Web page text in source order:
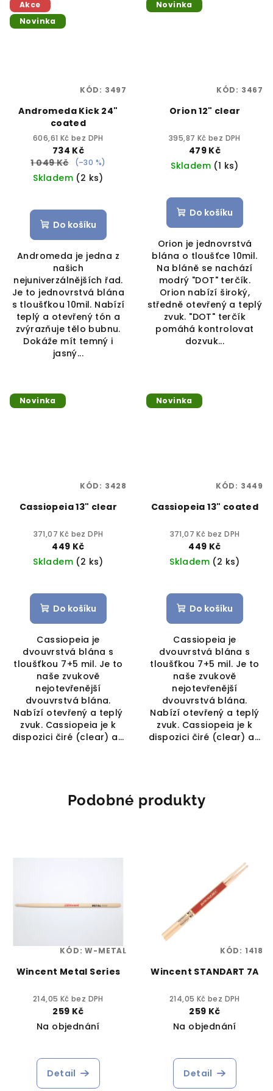
Akce
Novinka
Andromeda Kick 24"
coated
606,61 Kč bez DPH
734 Kč
1 049 Kč
(–30 %)
Skladem (2 ks)
Do košíku
Andromeda je jedna z
našich
nejuniverzálnějších řad.
Je to jednovrstvá blána
s tloušťkou 10mil. Nabízí
teplý a otevřený tón a
zvýrazňuje tělo bubnu.
Dokáže mít temný i
jasný...
KÓD: 3497
Novinka
Orion 12" clear
395,87 Kč bez DPH
479 Kč
Skladem (1 ks)
Do košíku
Orion je jednovrstvá
blána o tloušťce 10mil.
Na bláně se nachází
modrý "DOT" terčík.
Orion nabízí široký,
středně otevřený a teplý
zvuk. "DOT" terčík
pomáhá kontrolovat
dozvuk...
KÓD: 3467
Novinka
Cassiopeia 13" clear
371,07 Kč bez DPH
449 Kč
Skladem (2 ks)
Do košíku
Cassiopeia je
dvouvrstvá blána s
tloušťkou 7+5 mil. Je to
naše zvukově
nejotevřenější
dvouvrstvá blána.
Nabízí otevřený a teplý
zvuk. Cassiopeia je k
dispozici čiré (clear) a...
KÓD: 3428
Novinka
Cassiopeia 13" coated
371,07 Kč bez DPH
449 Kč
Skladem (2 ks)
Do košíku
Cassiopeia je
dvouvrstvá blána s
tloušťkou 7+5 mil. Je to
naše zvukově
nejotevřenější
dvouvrstvá blána.
Nabízí otevřený a teplý
zvuk. Cassiopeia je k
dispozici čiré (clear) a...
KÓD: 3449
Podobné produkty
Wincent Metal Series
214,05 Kč bez DPH
259 Kč
Na objednání
Detail
KÓD:W-METAL
Wincent STANDART 7A
214,05 Kč bez DPH
259 Kč
Na objednání
Detail
KÓD: 1418